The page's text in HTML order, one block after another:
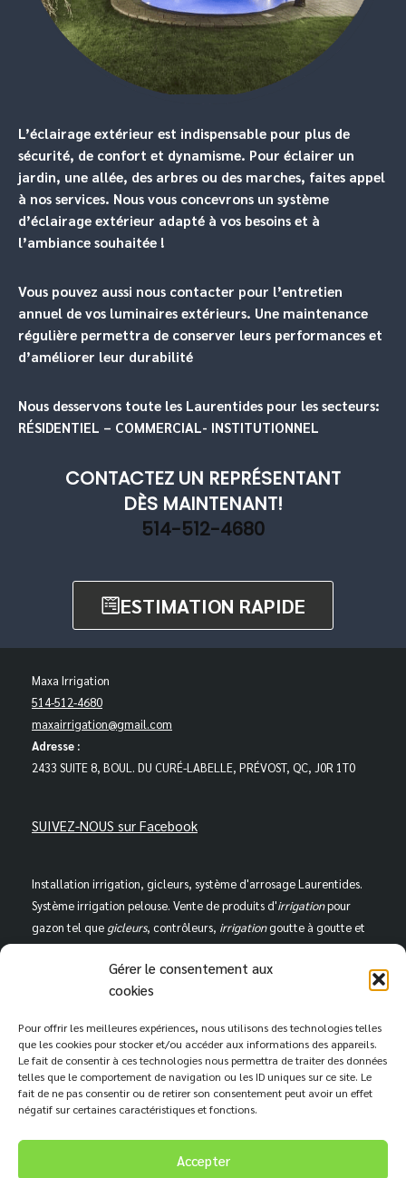
Gérer le consentement aux
cookies
Pour offrir les meilleures expériences, nous utilisons des technologies telles
que les cookies pour stocker et/ou accéder aux informations des appareils.
Le fait de consentir à ces technologies nous permettra de traiter des données
telles que le comportement de navigation ou les ID uniques sur ce site. Le
fait de ne pas consentir ou de retirer son consentement peut avoir un effet
négatif sur certaines caractéristiques et fonctions.
Accepter
L’éclairage extérieur est indispensable pour plus de
sécurité, de confort et dynamisme. Pour éclairer un
jardin, une allée, des arbres ou des marches, faites appel
à nos services. Nous vous concevrons un système
d’éclairage extérieur adapté à vos besoins et à
l’ambiance souhaitée !
Vous pouvez aussi nous contacter pour l’entretien
annuel de vos luminaires extérieurs. Une maintenance
régulière permettra de conserver leurs performances et
d’améliorer leur durabilité
Nous desservons toute les Laurentides pour les secteurs:
RÉSIDENTIEL – COMMERCIAL- INSTITUTIONNEL
CONTACTEZ UN REPRÉSENTANT
DÈS MAINTENANT!
514-512-4680
ESTIMATION RAPIDE
Maxa Irrigation
514-512-4680
maxairrigation@gmail.com
Adresse :
2433 SUITE 8, BOUL. DU CURÉ-LABELLE, PRÉVOST, QC, J0R 1T0
SUIVEZ-NOUS sur Facebook
Installation irrigation, gicleurs, système d'arrosage Laurentides.
Système irrigation pelouse. Vente de produits d'irrigationpour
gazon tel que gicleurs, contrôleurs, irrigationgoutte à goutte et
bien plus. Installation lumières extérieures, éclairage d'ambiance
dans les Laurentides. Ouverture et fermeture du système
d'arrosage automatique. Nettoyage de drain Français
SECTEURS DESSERVIS :
Saint-Hippolyte, St-Lin, Ste-Sophie, Lorraine, Rosemère, Laval,
Boisbriand, St-Eustache, Ste-Thérèse, Blainville, Mirabel, St-
Colomban, Prévost, Lachute, St-Sauveur, Ste-Adèle, Ste-Agathe,
Morin-Heights, Deux-Montagnes, Laurentides, Rive-Nord, St-Anne-